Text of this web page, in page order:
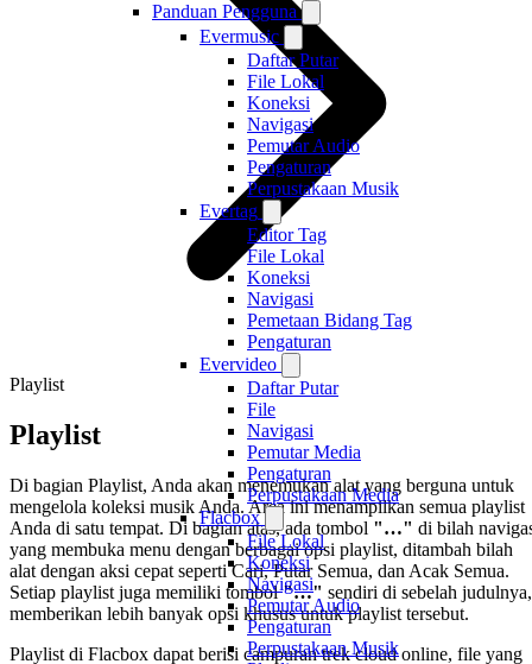
Panduan Pengguna
Evermusic
Daftar Putar
File Lokal
Koneksi
Navigasi
Pemutar Audio
Pengaturan
Perpustakaan Musik
Evertag
Editor Tag
File Lokal
Koneksi
Navigasi
Pemetaan Bidang Tag
Pengaturan
Evervideo
Daftar Putar
File
Navigasi
Pemutar Media
Pengaturan
Perpustakaan Media
Flacbox
File Lokal
Koneksi
Navigasi
Pemutar Audio
Pengaturan
Perpustakaan Musik
Playlist
Playlist
Di bagian Playlist, Anda akan menemukan alat yang berguna untuk
mengelola koleksi musik Anda. Area ini menampilkan semua playlist
Anda di satu tempat. Di bagian atas, ada tombol "…" di bilah
yang membuka menu dengan berbagai opsi playlist, ditambah bilah
alat dengan aksi cepat seperti Cari, Putar Semua, dan Acak Semua.
Setiap playlist juga memiliki tombol"…" sendiri di sebelah judulnya,
memberikan lebih banyak opsi khusus untuk playlist tersebut.
Playlist di Flacbox dapat berisi campuran trek cloud online, file yang